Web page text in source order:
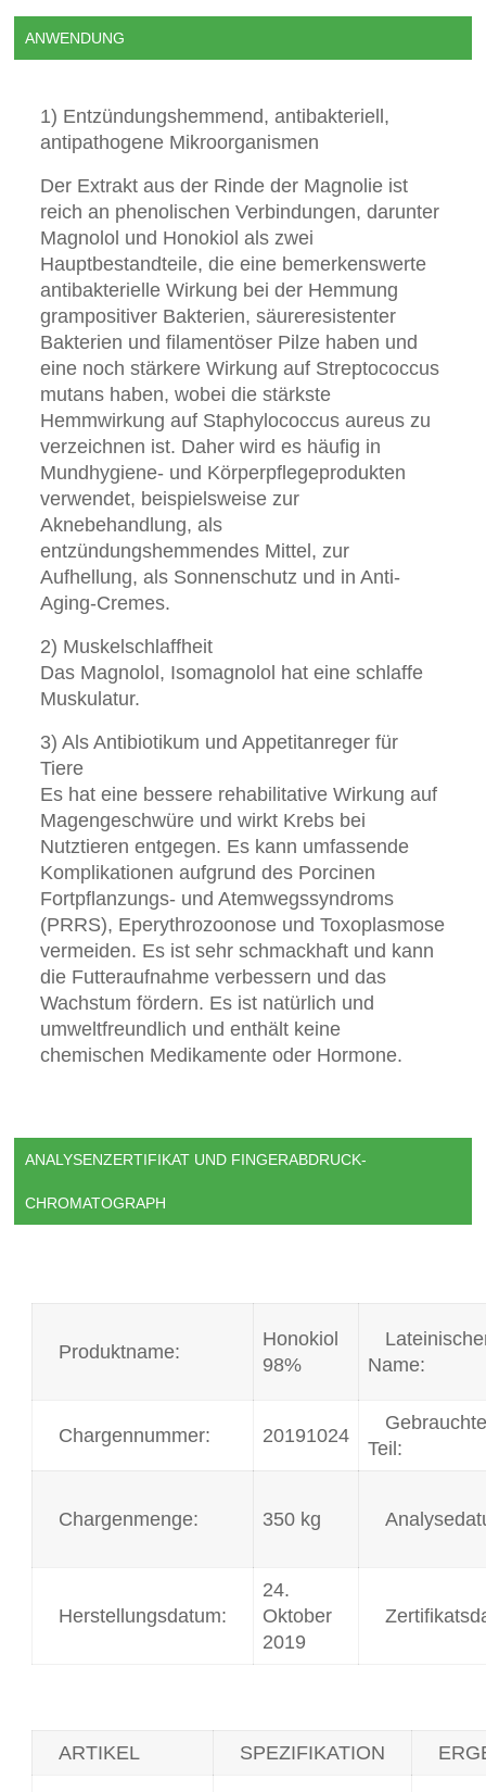
ANWENDUNG
1) Entzündungshemmend, antibakteriell,
antipathogene Mikroorganismen
Der Extrakt aus der Rinde der Magnolie ist
reich an phenolischen Verbindungen, darunter
Magnolol und Honokiol als zwei
Hauptbestandteile, die eine bemerkenswerte
antibakterielle Wirkung bei der Hemmung
grampositiver Bakterien, säureresistenter
Bakterien und filamentöser Pilze haben und
eine noch stärkere Wirkung auf Streptococcus
mutans haben, wobei die stärkste
Hemmwirkung auf Staphylococcus aureus zu
verzeichnen ist. Daher wird es häufig in
Mundhygiene- und Körperpflegeprodukten
verwendet, beispielsweise zur
Aknebehandlung, als
entzündungshemmendes Mittel, zur
Aufhellung, als Sonnenschutz und in Anti-
Aging-Cremes.
2) Muskelschlaffheit
Das Magnolol, Isomagnolol hat eine schlaffe
Muskulatur.
3) Als Antibiotikum und Appetitanreger für
Tiere
Es hat eine bessere rehabilitative Wirkung auf
Magengeschwüre und wirkt Krebs bei
Nutztieren entgegen. Es kann umfassende
Komplikationen aufgrund des Porcinen
Fortpflanzungs- und Atemwegssyndroms
(PRRS), Eperythrozoonose und Toxoplasmose
vermeiden. Es ist sehr schmackhaft und kann
die Futteraufnahme verbessern und das
Wachstum fördern. Es ist natürlich und
umweltfreundlich und enthält keine
chemischen Medikamente oder Hormone.
ANALYSENZERTIFIKAT UND FINGERABDRUCK-
CHROMATOGRAPH
Produktname:
Honokiol
98%
Name:
Chargennummer: 20191024
Teil:
Chargenmenge: 350 kg
Herstellungsdatum:
24.
Oktober
2019
ARTIKEL SPEZIFIKATION